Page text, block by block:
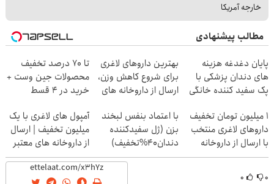
خارجه آمریکا
مطالب پیشنهادی
پایان دغدغه هزینه
های دندان پزشکی با
پک سفید کننده خانگی
بهترین داروهای لاغری
برای شروع کاهش وزن،
ارسال از داروخانه های
تا 70 درصد تخفیف
محصولات جین وست +
خرید در 4 قسط
۱ میلیون تومان تخفیف
داروهای لاغری منتخب
با ارسال از داروخانه
نزدیکت
با اعتماد بنفس لبخند
بزن (ژل سفیدکننده
دندان40%تخفیف)
آمپول های لاغری با یک
میلیون تخفیف | ارسال
از داروخانه های معتبر
۰ ۰